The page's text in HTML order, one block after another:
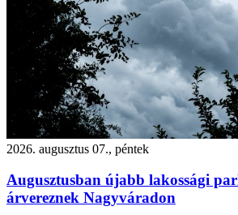
2026. augusztus 07., péntek
Augusztusban újabb lakossági
árvereznek Nagyváradon